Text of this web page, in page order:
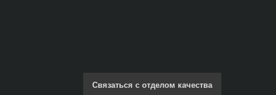
Связаться с отделом качества